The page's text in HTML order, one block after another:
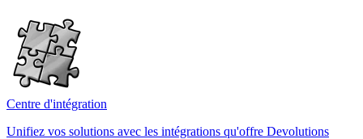
Centre d'intégration
Unifiez vos solutions avec les intégrations qu'offre Devolutions